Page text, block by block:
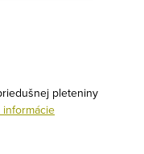
pleteniny
informácie